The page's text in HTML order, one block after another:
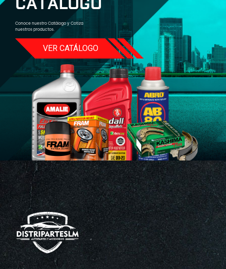
Conoce nuestro Catálogo y Cotiza
nuestros productos.
VER CATÁLOGO